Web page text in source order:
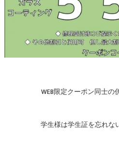
WEB限定クーポン同士の
学生様は学生証を忘れな